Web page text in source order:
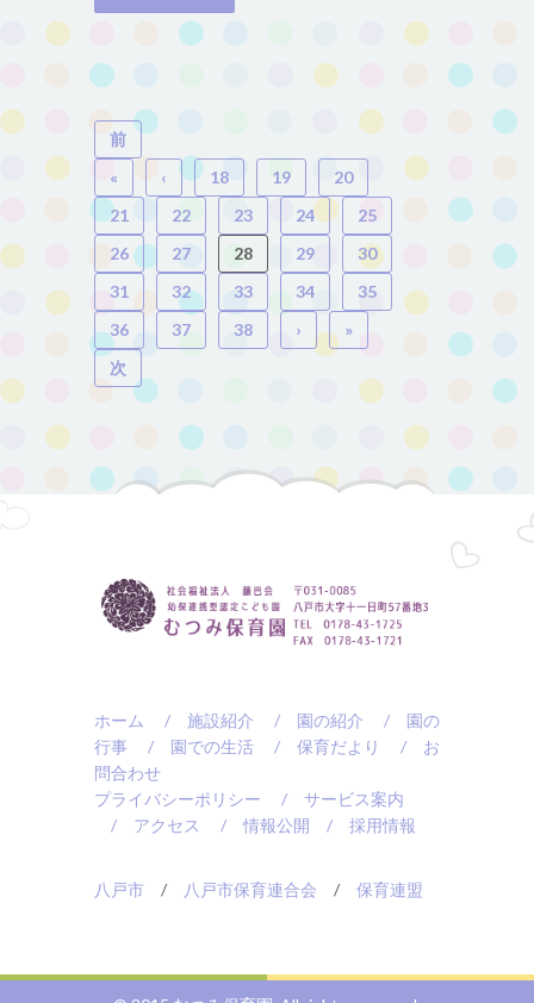
前
«
‹ 18 19
20
21
22 23 24
25
26
27 28 29
30
31
32 33 34
35
36
37 38 ›
»
次
ホーム / 施設紹介 / 園の紹介
/ 園の
行事
/ 園での生活 / 保育だより
/ お
問合わせ
プライバシーポリシー
/ サービス案内
/ アクセス
/ 情報公開 / 採用情報
八戸市 / 八戸市保育連合会 / 保育連盟